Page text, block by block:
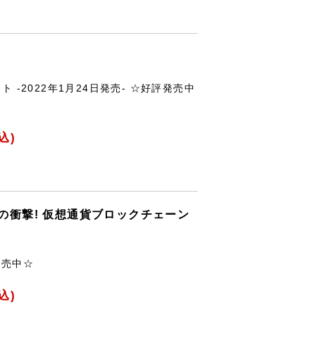
-2022年1月24日発売- ☆好評発売中
)
衝撃! 仮想通貨ブロックチェーン
売中☆
)